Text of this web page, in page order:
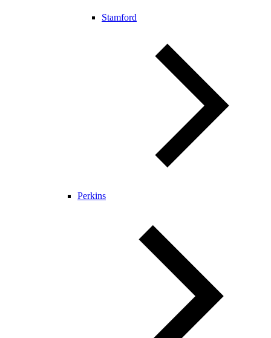
Stamford
Perkins